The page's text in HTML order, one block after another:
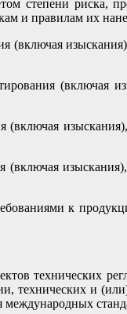
степени риска,
и правилам их
(включая
изыскания),
изыскания),
к
технических
технических и